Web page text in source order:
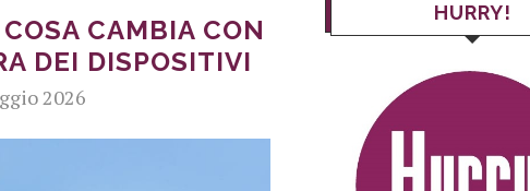
CAMBIA CON
DEI DISPOSITIVI
2026
HURRY!